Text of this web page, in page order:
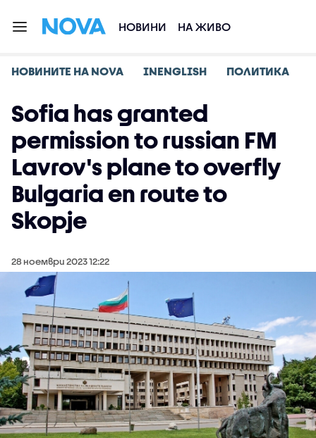
НОВИНИ НА ЖИВО
НОВИНИТЕ НА NOVA INENGLISH ПОЛИТИКА
Sofia has granted
permission to russian FM
Lavrov's plane to overfly
Bulgaria en route to
Skopje
28 ноември 2023 12:22